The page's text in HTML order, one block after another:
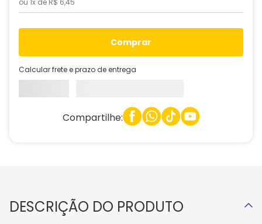
ou 1x de R$ 6,45
comprar
Calcular frete e prazo de entrega
Compartilhe:
DESCRIÇÃO DO PRODUTO